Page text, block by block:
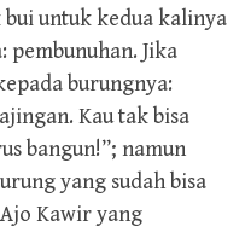
untuk kedua kalinya
pembunuhan. Jika
burungnya:
Kau tak bisa
bangun!”; namun
yang sudah bisa
Kawir yang